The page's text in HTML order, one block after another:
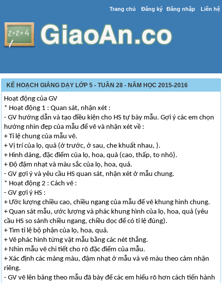
Trang chủ Đăng ký Đăng nhập Liên hệ
KẾ HOẠCH GIẢNG DẠY LỚP 5 - TUẦN 28 - NĂM HỌC 2015-2016
Hoạt động của GV
* Hoạt động 1 : Quan sát, nhận xét :
- GV hướng dẫn và tạo điều kiện cho HS tự bày mẫu. Gợi ý các em chọn
hướng nhìn đẹp của mẫu để vẽ và nhận xét về :
+ Tỉ lệ chung của mẫu vẽ.
+ Vị trí của lọ, quả (ở trước, ở sau, che khuất nhau, ).
+ Hình dáng, đặc điểm của lọ, hoa, quả (cao, thấp, to nhỏ).
+ Độ đậm nhạt và màu sắc của lọ, hoa, quả.
- GV gợi ý và yêu cầu HS quan sát, nhận xét ở mẫu chung.
* Hoạt động 2 : Cách vẽ :
- GV gợi ý HS :
+ Ước lượng chiều cao, chiều ngang của mẫu để vẽ khung hình chung.
+ Quan sát mẫu, ước lượng và phác khung hình của lọ, hoa, quả (yêu
cầu HS so sánh chiều ngang, chiều dọc để có tỉ lệ đúng).
+ Tìm tỉ lệ bộ phận của lọ, hoa, quả.
+ Vẽ phác hình từng vật mẫu bằng các nét thẳng.
+ Nhìn mẫu vẽ chi tiết cho rõ đặc điểm của mẫu.
+ Xác định các mảng màu, đậm nhạt ở mẫu và vẽ màu theo cảm nhận
riêng.
- GV vẽ lên bảng theo mẫu đã bày để các em hiểu rõ hơn cách tiến hành